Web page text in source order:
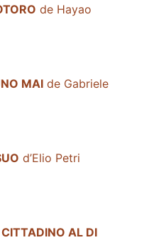
de Hayao
MAI de Gabriele
d’Elio Petri
AL DI